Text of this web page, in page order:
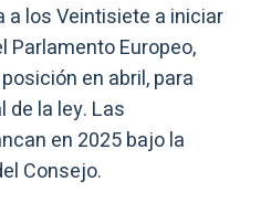
a los Veintisiete a iniciar
Parlamento Europeo,
en abril, para
de la ley. Las
en 2025 bajo la
Consejo.